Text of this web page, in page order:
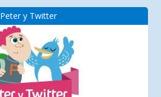
Peter y Twitter